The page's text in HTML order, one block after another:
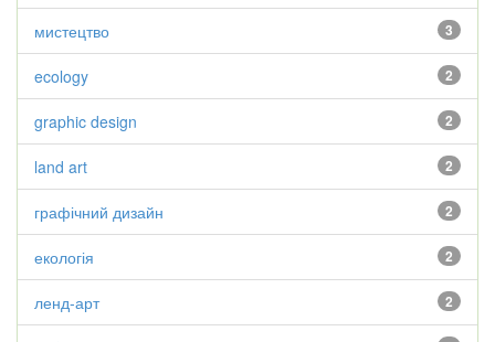
3
мистецтво
2
ecology
2
graphic design
2
land art
2
графічний дизайн
2
екологія
2
ленд-арт